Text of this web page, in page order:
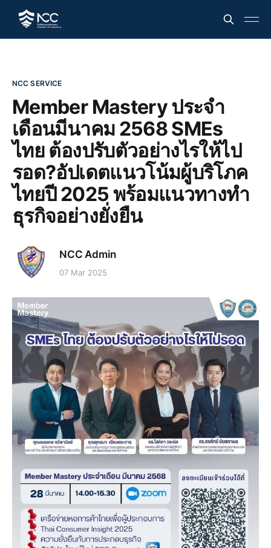
NCC SERVICE
Member Mastery ประจำ
เดือนมีนาคม 2568 SMEs
ไทย ต้องปรับตัวอย่างไรให้ไป
รอด?อัปเดตแนวโน้มผู้บริโภค
ไทยปี 2025 พร้อมแนวทางทำ
ธุรกิจอย่างยั่งยืน
NCC Admin
07 Mar 2025